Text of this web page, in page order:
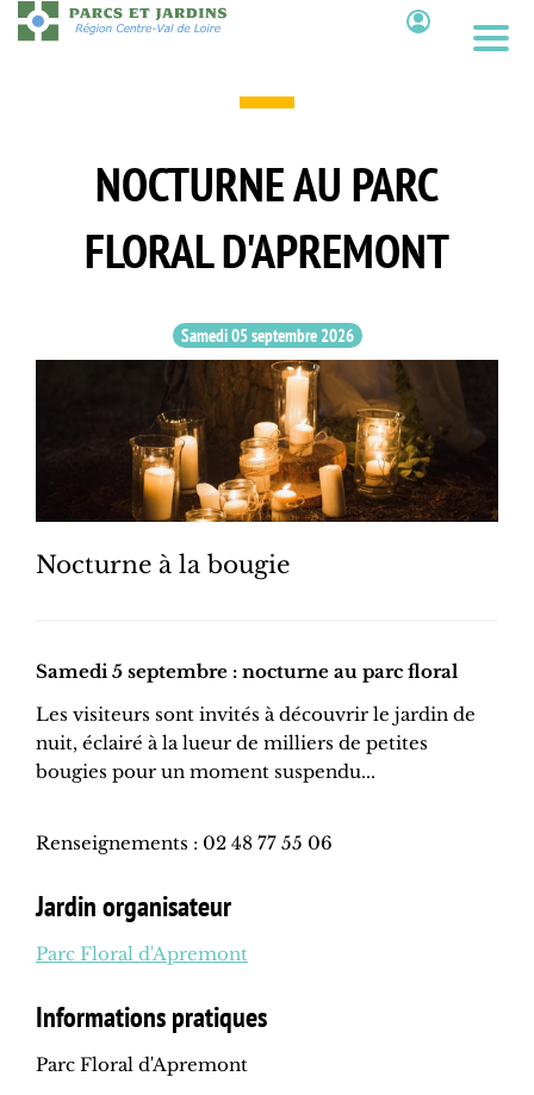
Aller
au
NOCTURNE AU PARC
FLORAL D'APREMONT
Samedi 05 septembre 2026
Nocturne à la bougie
Samedi 5 septembre : nocturne au parc floral
Les visiteurs sont invités à découvrir le jardin de
nuit, éclairé à la lueur de milliers de petites
bougies pour un moment suspendu...
Renseignements : 02 48 77 55 06
Jardin organisateur
Parc Floral d'Apremont
Informations pratiques
Parc Floral d'Apremont